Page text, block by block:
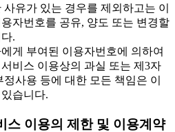
유가 있는 경우를 제외하고는 이
자번호를 공유, 양도 또는 변경할
.
게 부여된 이용자번호에 의하여
비스 이용상의 과실 또는 제3자
정사용 등에 대한 모든 책임은 이
습니다.
스 이용의 제한 및 이용계약